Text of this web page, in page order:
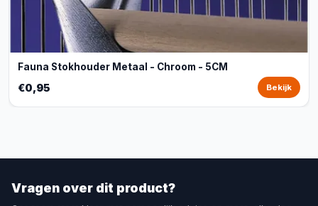
Fauna Stokhouder Metaal - Chroom - 5CM
€0,95 Bekijk
Vragen over dit product?